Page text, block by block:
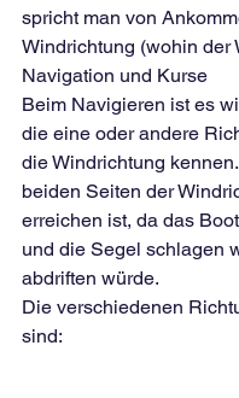
spricht man von
Windrichtung (wohin der
Navigation und Kurse
Beim Navigieren ist es
die eine oder andere
die Windrichtung
beiden Seiten der
erreichen ist, da das
und die Segel schlagen
abdriften würde.
Die verschiedenen
sind: